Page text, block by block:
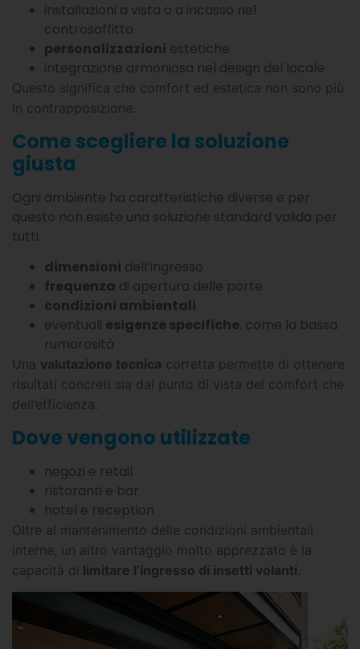
installazioni a vista o a incasso nel
controsoffitto
personalizzazioni estetiche
integrazione armoniosa nel design del locale
Questo significa che comfort ed estetica non sono più
in contrapposizione.
Come scegliere la soluzione
giusta
Ogni ambiente ha caratteristiche diverse e per
questo non esiste una soluzione standard valida per
tutti.
dimensioni dell’ingresso
frequenza di apertura delle porte
condizioni ambientali
eventuali esigenze specifiche, come la bassa
rumorosità
Una valutazione tecnica corretta permette di ottenere
risultati concreti sia dal punto di vista del comfort che
dell’efficienza.
Dove vengono utilizzate
negozi e retail
ristoranti e bar
hotel e reception
Oltre al mantenimento delle condizioni ambientali
interne, un altro vantaggio molto apprezzato è la
capacità di limitare l’ingresso di insetti volanti